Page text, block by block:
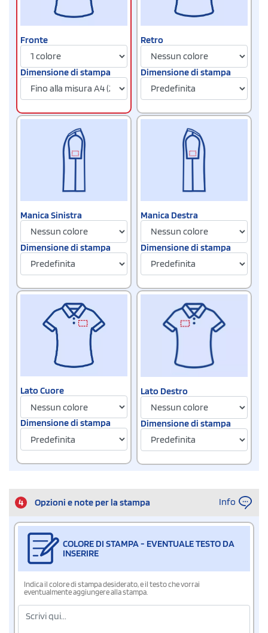
Fronte
Dimensione di stampa
Retro
Dimensione di stampa
Manica Sinistra
Dimensione di stampa
Manica Destra
Dimensione di stampa
Lato Cuore
Dimensione di stampa
Lato Destro
Dimensione di stampa
4 Opzioni e note per la stampa Info
COLORE DI STAMPA - EVENTUALE TESTO DA
INSERIRE
Indica il colore di stampa desiderato, e il testo che vorrai
eventualmente aggiungere alla stampa.